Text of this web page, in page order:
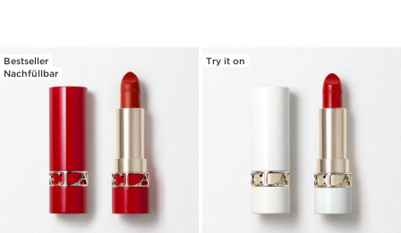
Bestseller
Nachfüllbar
Try it on